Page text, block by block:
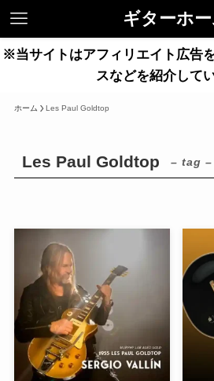
ギターホ
※当サイトはアフィリエイト広告
スなどを紹介して
ホーム Les Paul Goldtop
Les Paul Goldtop – tag –